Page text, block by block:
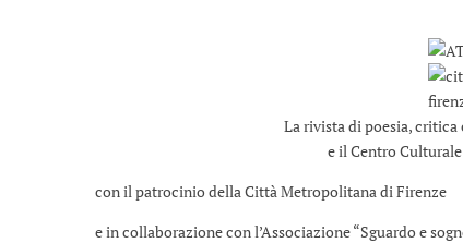
La rivista di poesia, critica
e il Centro
con il patrocinio della Città Metropolitana di Firenze
e in collaborazione con l’Associazione “Sguardo e